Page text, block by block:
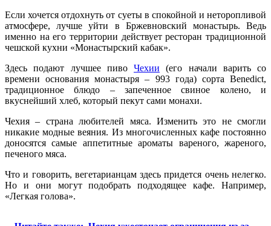
Если хочется отдохнуть от суеты в спокойной и неторопливой
атмосфере, лучше уйти в Бржевновский монастырь. Ведь
именно на его территории действует ресторан традиционной
чешской кухни «Монастырский кабак».
Здесь подают лучшее пиво Чехии (его начали варить со
времени основания монастыря – 993 года) сорта Benedict,
традиционное блюдо – запеченное свиное колено, и
вкуснейший хлеб, который пекут сами монахи.
Чехия – страна любителей мяса. Изменить это не смогли
никакие модные веяния. Из многочисленных кафе постоянно
доносятся самые аппетитные ароматы вареного, жареного,
печеного мяса.
Что и говорить, вегетарианцам здесь придется очень нелегко.
Но и они могут подобрать подходящее кафе. Например,
«Легкая голова».